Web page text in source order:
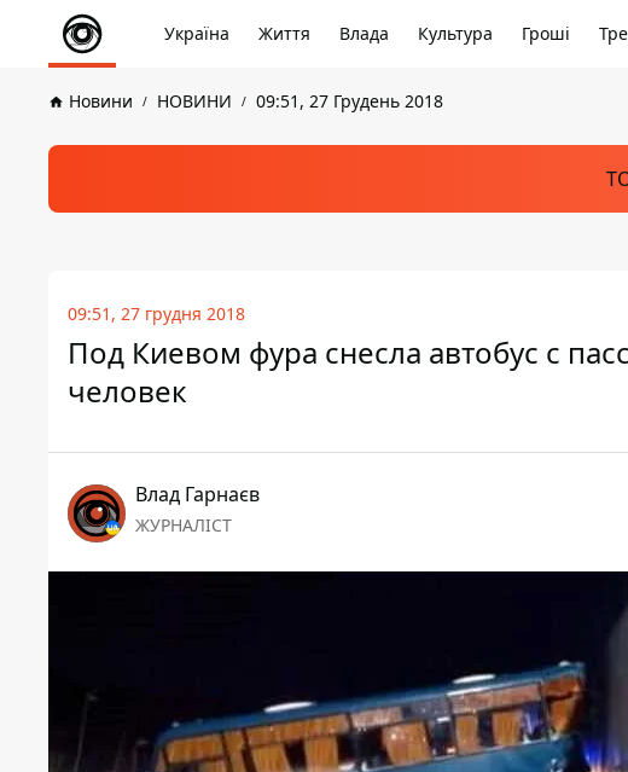
Україна Життя Влада Культура Гроші
Новини НОВИНИ 09:51, 27 Грудень 2018
09:51, 27 грудня 2018
Под Киевом фура снесла автобус с
человек
Влад Гарнаєв
ЖУРНАЛІСТ